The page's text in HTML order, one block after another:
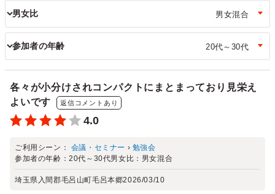
男女比
参加者の年齢
各々が小分けされコンパクトにまとまっており見栄え
よいです
返信コメントあり
4.0
ご利用シーン： 会議・セミナー › 勉強会
参加者の年齢：20代～30代男女比： 男女混合
埼玉県入間郡毛呂山町毛呂本郷2026/03/10